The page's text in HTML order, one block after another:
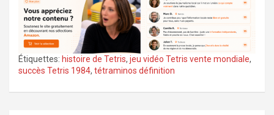
Étiquettes: histoire de Tetris, jeu vidéo Tetris vente mondiale,
succès Tetris 1984, tétraminos définition